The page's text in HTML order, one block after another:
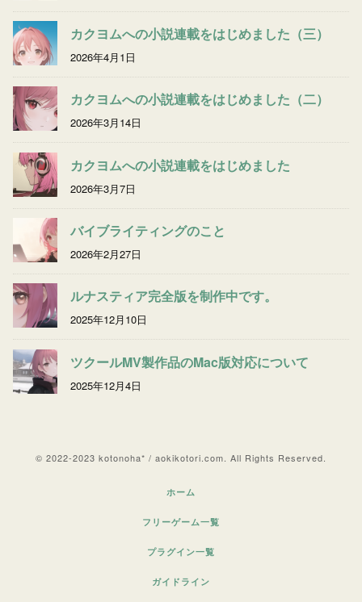
カクヨムへの小説連載をはじめました（三）
2026年4月1日
カクヨムへの小説連載をはじめました（二）
2026年3月14日
カクヨムへの小説連載をはじめました
2026年3月7日
バイブライティングのこと
2026年2月27日
ルナスティア完全版を制作中です。
2025年12月10日
ツクールMV製作品のMac版対応について
2025年12月4日
© 2022-2023 kotonoha* / aokikotori.com. All Rights Reserved.
ホーム
フリーゲーム一覧
プラグイン一覧
ガイドライン